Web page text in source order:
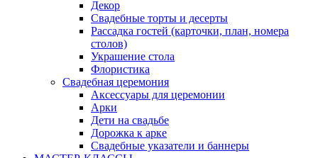
Декор
Свадебные торты и десерты
Рассадка гостей (карточки, план, номера
столов)
Украшение стола
Флористика
Свадебная церемония
Аксессуары для церемонии
Арки
Дети на свадьбе
Дорожка к арке
Свадебные указатели и баннеры